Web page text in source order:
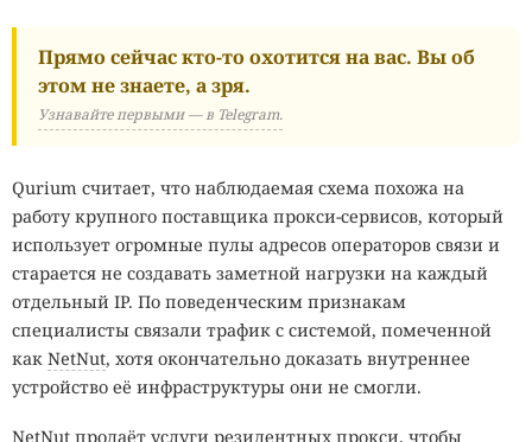
Прямо сейчас кто-то охотится на вас. Вы об
этом не знаете, а зря.
Узнавайте первыми — в Telegram.
Qurium считает, что наблюдаемая схема похожа на
работу крупного поставщика прокси-сервисов, который
использует огромные пулы адресов операторов связи и
старается не создавать заметной нагрузки на каждый
отдельный IP. По поведенческим признакам
специалисты связали трафик с системой, помеченной
как NetNut, хотя окончательно доказать внутреннее
устройство её инфраструктуры они не смогли.
NetNut продаёт услуги резидентных прокси, чтобы